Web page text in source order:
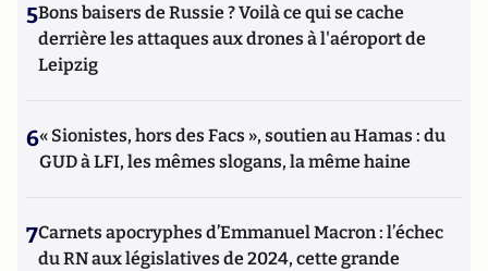
5Bons baisers de Russie ? Voilà ce qui se cache
derrière les attaques aux drones à l'aéroport de
Leipzig
6« Sionistes, hors des Facs », soutien au Hamas : du
GUD à LFI, les mêmes slogans, la même haine
7Carnets apocryphes d’Emmanuel Macron : l’échec
du RN aux législatives de 2024, cette grande